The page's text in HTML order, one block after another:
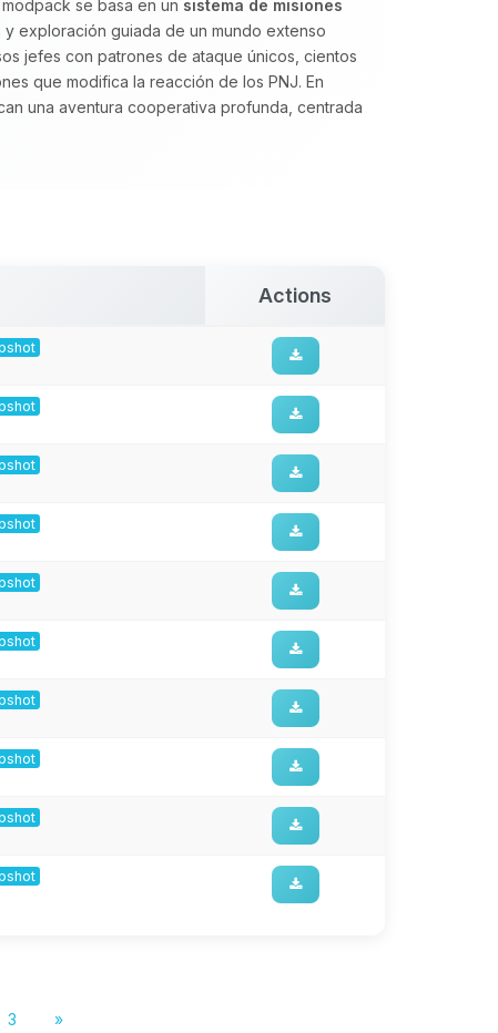
se basa en un sistema de misiones
exploración guiada de un mundo extenso
jefes con patrones de ataque únicos, cientos
que modifica la reacción de los PNJ. En
una aventura cooperativa profunda, centrada
Actions
3 »